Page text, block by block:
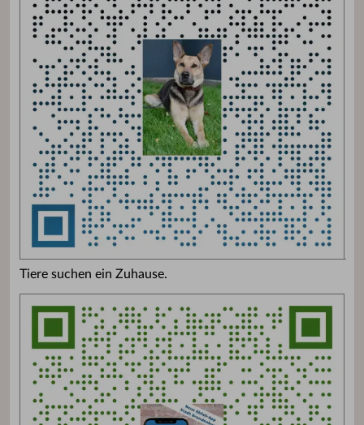
Tiere suchen ein Zuhause.